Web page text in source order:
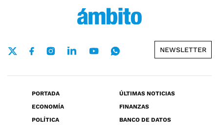
NEWSLETTER
PORTADA
ÚLTIMAS NOTICIAS
ECONOMÍA
FINANZAS
POLÍTICA
BANCO DE DATOS